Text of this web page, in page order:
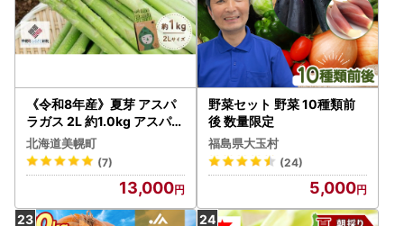
《令和8年産》夏芽 アスパ
ラガス 2L 約1.0kg アスパラ
北海道美幌町
(7)
13,000
野菜セット 野菜 10種類前
後 数量限定
福島県大玉村
(24)
5,000